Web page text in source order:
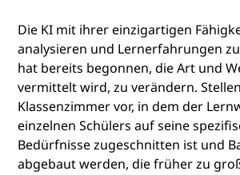
Die KI mit ihrer einzigartigen
analysieren und Lernerfahrungen
hat bereits begonnen, die Art und
vermittelt wird, zu verändern.
Klassenzimmer vor, in dem der
einzelnen Schülers auf seine
Bedürfnisse zugeschnitten ist und
abgebaut werden, die früher zu